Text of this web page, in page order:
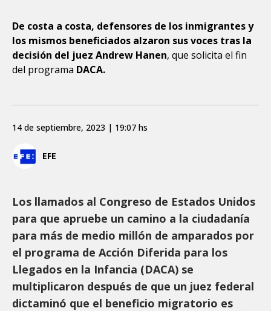
De costa a costa, defensores de los inmigrantes y
los mismos beneficiados alzaron sus voces tras la
decisión del juez Andrew Hanen, que solicita el fin
del programa DACA.
EFE
14 de septiembre, 2023 | 19:07 hs
Los llamados al Congreso de Estados Unidos
para que apruebe un camino a la ciudadanía
para más de medio millón de amparados por
el programa de Acción Diferida para los
Llegados en la Infancia (DACA) se
multiplicaron después de que un juez federal
dictaminó que el beneficio migratorio es